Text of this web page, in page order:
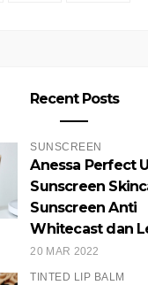
Recent Posts
SUNSCREEN
Anessa Perfect
Sunscreen
Sunscreen Anti
Whitecast dan
20 MAR 2022
TINTED LIP BALM